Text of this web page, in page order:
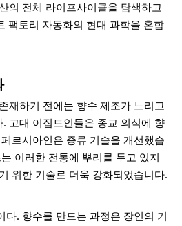
의 전체 라이프사이클을 탐색하고
팩토리 자동화의 현대 과학을 혼합
재하기 전에는 향수 제조가 느리고
고대 이집트인들은 종교 의식에 향
르시아인은 증류 기술을 개선했습
이러한 전통에 뿌리를 두고 있지
위한 기술로 더욱 강화되었습니다.
다. 향수를 만드는 과정은 장인의 기